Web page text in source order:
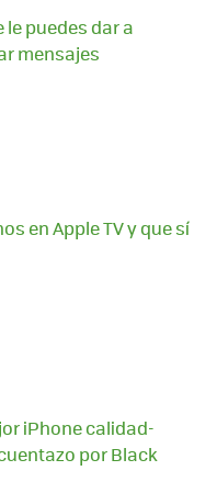
puedes dar a
mensajes
en Apple TV y que sí
iPhone calidad-
por Black